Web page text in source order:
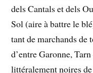
dels Cantals et dels
Sol (aire à battre le
tant de marchands de
d’entre Garonne,
littéralement noires